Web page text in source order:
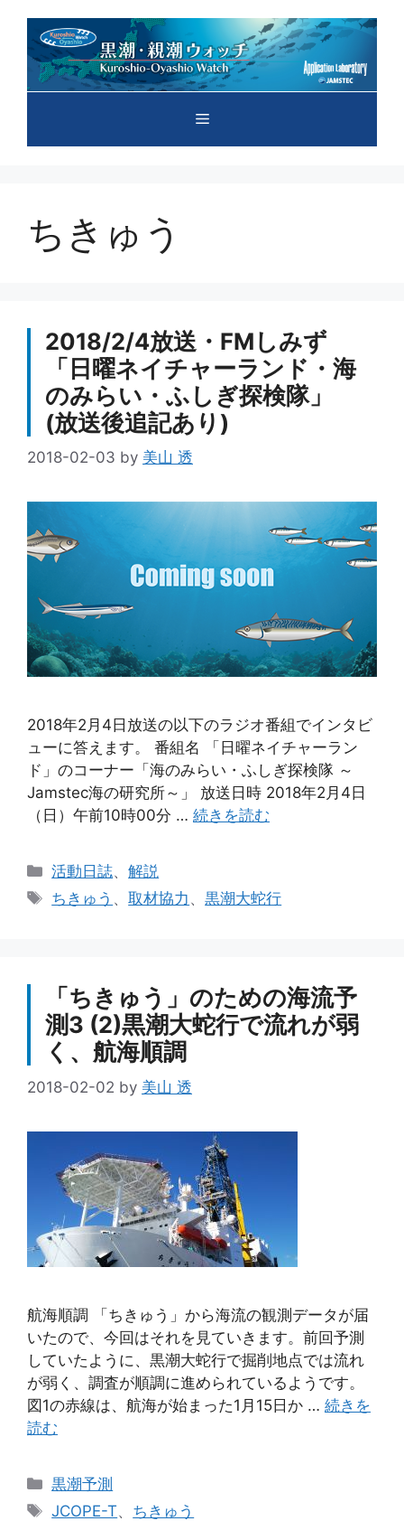
メ
ちきゅう
2018/2/4放送・FMしみず
「日曜ネイチャーランド・海
のみらい・ふしぎ探検隊」
(放送後追記あり)
2018-02-03 by 美山 透
2018年2月4日放送の以下のラジオ番組でインタビ
ューに答えます。 番組名 「日曜ネイチャーラン
ド」のコーナー「海のみらい・ふしぎ探検隊 ～
Jamstec海の研究所～」 放送日時 2018年2月4日
（日）午前10時00分 … 続きを読む
カ
テ
活動日誌、解説
タ
ちきゅう 、取材協力 、黒潮大蛇行
「ちきゅう」のための海流予
測3 (2)黒潮大蛇行で流れが弱
く、航海順調
2018-02-02 by 美山 透
航海順調 「ちきゅう」から海流の観測データが届
いたので、今回はそれを見ていきます。前回予測
していたように、黒潮大蛇行で掘削地点では流れ
が弱く、調査が順調に進められているようです。
図1の赤線は、航海が始まった1月15日か … 続きを
読む
カ
テ
黒潮予測
タ
JCOPE-T、 ちきゅう